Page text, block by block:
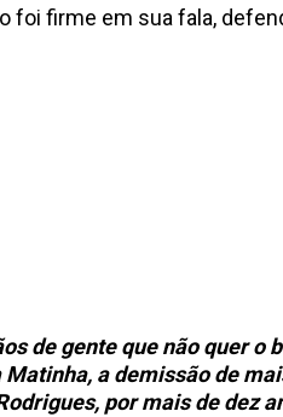
firme em sua fala,
de gente que não quer
a demissão de
por mais de dez